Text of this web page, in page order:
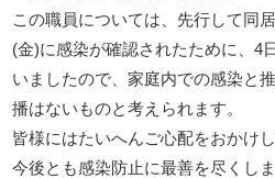
この職員については、先行して同
(金)に感染が確認されたために、4
いましたので、家庭内での感染と
播はないものと考えられます。
皆様にはたいへんご心配をおかけ
今後とも感染防止に最善を尽くし